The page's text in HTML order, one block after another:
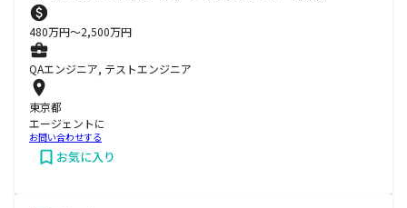
480万円〜2,500万円
QAエンジニア, テストエンジニア
東京都
エージェントに
お問い合わせする
お気に入り